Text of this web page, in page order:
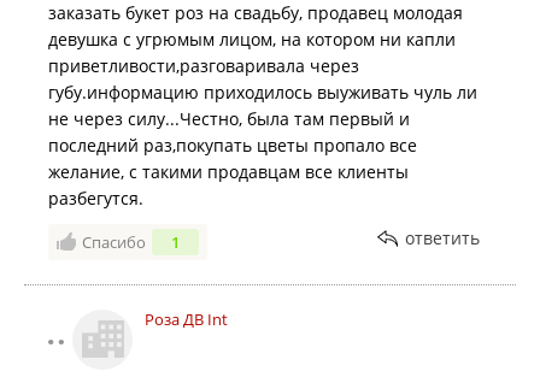
заказать букет роз на свадьбу, продавец молодая
девушка с угрюмым лицом, на котором ни капли
приветливости,разговаривала через
губу.информацию приходилось выуживать чуль ли
не через силу...Честно, была там первый и
последний раз,покупать цветы пропало все
желание, с такими продавцам все клиенты
разбегутся.
Спасибо 1 ответить
Роза ДВ Int